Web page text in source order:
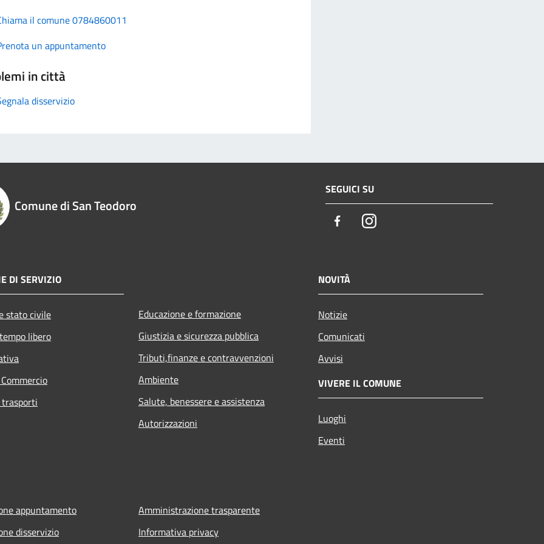
il comune 0784860011
un appuntamento
in città
disservizio
Comune di San Teodoro
SEGUICI SU
FacebookInstagram
DI SERVIZIO
stato civile
libero
Educazione e formazione
Giustizia e sicurezza pubblica
Tributi,finanze e contravvenzioni
Ambiente
Salute, benessere e assistenza
Autorizzazioni
NOVITÀ
Notizie
Comunicati
Avvisi
VIVERE IL COMUNE
Luoghi
Eventi
appuntamento
disservizio
Amministrazione trasparente
Informativa privacy